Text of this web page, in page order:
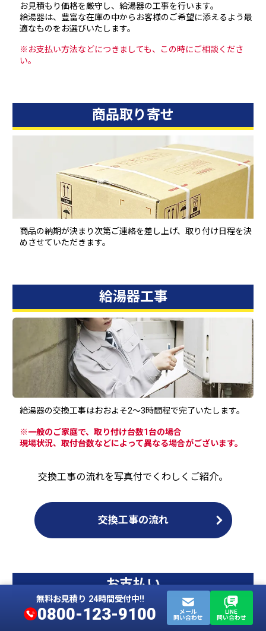
お見積もり価格を厳守し、給湯器の工事を行います。
給湯器は、豊富な在庫の中からお客様のご希望に添えるよう最
適なものをお選びいたします。
※お支払い方法などにつきましても、この時にご相談くださ
い。
商品取り寄せ
商品の納期が決まり次第ご連絡を差し上げ、取り付け日程を決
めさせていただきます。
給湯器工事
給湯器の交換工事はおおよそ2～3時間程で完了いたします。
※一般のご家庭で、取り付け台数1台の場合
現場状況、取付台数などによって異なる場合がございます。
交換工事の流れを写真付でくわしくご紹介。
交換工事の流れ
お支払い
無料お見積り 24時間受付中!!
0800-123-9100
メール
問い合わせ
LINE
問い合わせ